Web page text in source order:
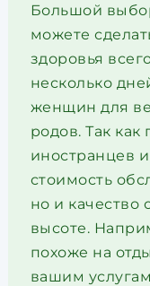
Большой
можете
здоровья
несколько
женщин для
родов. Так как
иностранцев
стоимость
но и качество
высоте.
похоже на
вашим